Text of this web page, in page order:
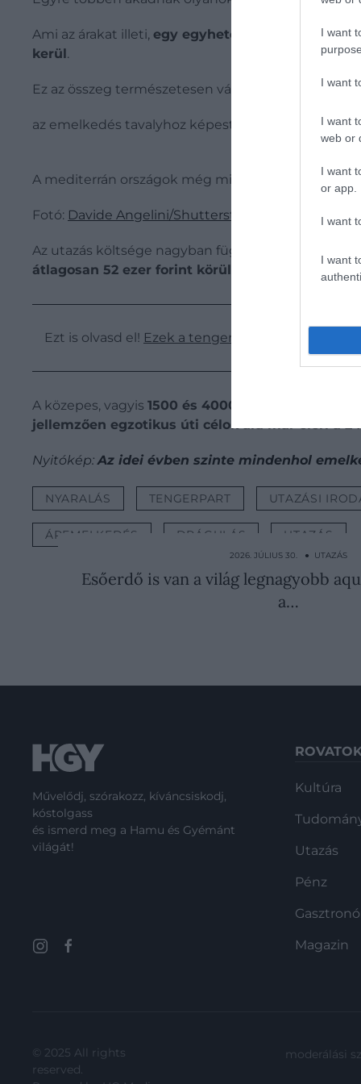
I want
I want
I want
web or
I want
or app.
I want
I want
Ami az árakat illeti, egy egyhetes, repülős
kerül.
Ez az összeg természetesen változik a választott
az emelkedés tavalyhoz képest szinte minden
A mediterrán országok még mindig a
Fotó: Davide Angelini/Shutterstock.com
Az utazás költsége nagyban függ az úti cél
átlagosan 52 ezer forint körül mozognak.
Ezt is olvasd el! Ezek a tengerpartok lesznek a
A közepes, vagyis 1500 és 4000 kilométer
jellemzően egzotikus úti célok ára már eléri a
Nyitókép:Az idei évben szinte mindenhol
NYARALÁS TENGERPART UTAZÁSI
ÁREMELKEDÉS DRÁGULÁS UTAZÁS
2026. JÚLIUS 30. ● UTAZÁS
Esőerdő is van a világ legnagyobb
a…
Művelődj, szórakozz, kíváncsiskodj,
kóstolgass
és ismerd meg a Hamu és Gyémánt
világát!
Kultúra
Utazás
Pénz
Magazin
© 2025 All rights
reserved.
moderálási